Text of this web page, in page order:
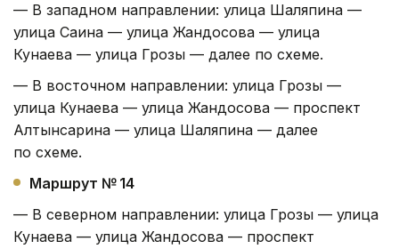
— В западном направлении: улица Шаляпина —
улица Саина — улица Жандосова — улица
Кунаева — улица Грозы — далее по схеме.
— В восточном направлении: улица Грозы —
улица Кунаева — улица Жандосова — проспект
Алтынсарина — улица Шаляпина — далее
по схеме.
Маршрут № 14
— В северном направлении: улица Грозы — улица
Кунаева — улица Жандосова — проспект